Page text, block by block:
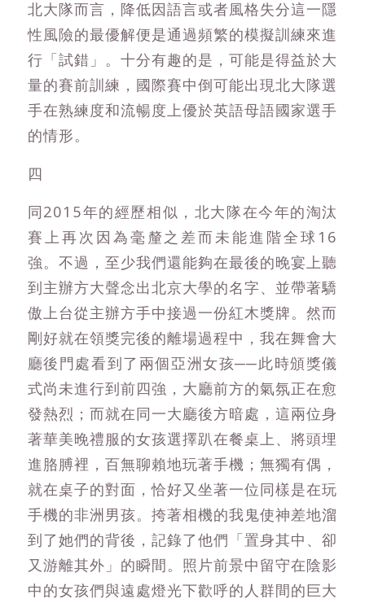
北大隊而言，降低因語言或者風格失分這一隱
性風險的最優解便是通過頻繁的模擬訓練來進
行「試錯」。十分有趣的是，可能是得益於大
量的賽前訓練，國際賽中倒可能出現北大隊選
手在熟練度和流暢度上優於英語母語國家選手
的情形。
四
同2015年的經歷相似，北大隊在今年的淘汰
賽上再次因為毫釐之差而未能進階全球16
強。不過，至少我們還能夠在最後的晚宴上聽
到主辦方大聲念出北京大學的名字、並帶著驕
傲上台從主辦方手中接過一份紅木獎牌。然而
剛好就在領獎完後的離場過程中，我在舞會大
廳後門處看到了兩個亞洲女孩──此時頒獎儀
式尚未進行到前四強，大廳前方的氣氛正在愈
發熱烈；而就在同一大廳後方暗處，這兩位身
著華美晚禮服的女孩選擇趴在餐桌上、將頭埋
進胳膊裡，百無聊賴地玩著手機；無獨有偶，
就在桌子的對面，恰好又坐著一位同樣是在玩
手機的非洲男孩。挎著相機的我鬼使神差地溜
到了她們的背後，記錄了他們「置身其中、卻
又游離其外」的瞬間。照片前景中留守在陰影
中的女孩們與遠處燈光下歡呼的人群間的巨大